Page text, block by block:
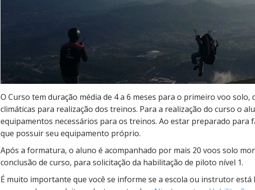
O Curso tem duração média de 4 a 6 meses para o primeiro voo
climáticas para realização dos treinos. Para a realização do curso o
equipamentos necessários para os treinos. Ao estar preparado
que possuir seu equipamento próprio.
Após a formatura, o aluno é acompanhado por mais 20 voos solo
conclusão de curso, para solicitação da habilitação de piloto nível 1.
É muito importante que você se informe se a escola ou instrutor